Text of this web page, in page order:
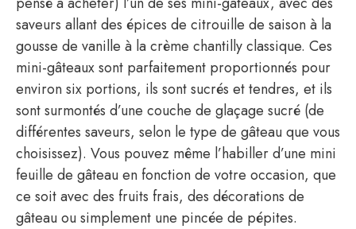
saveurs allant des épices de citrouille de saison à la
gousse de vanille à la crème chantilly classique. Ces
mini-gâteaux sont parfaitement proportionnés pour
environ six portions, ils sont sucrés et tendres, et ils
sont surmontés d’une couche de glaçage sucré (de
différentes saveurs, selon le type de gâteau que vous
choisissez). Vous pouvez même l’habiller d’une mini
feuille de gâteau en fonction de votre occasion, que
ce soit avec des fruits frais, des décorations de
gâteau ou simplement une pincée de pépites.